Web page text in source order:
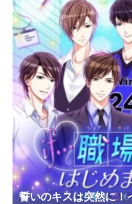
誓いのキスは突然に